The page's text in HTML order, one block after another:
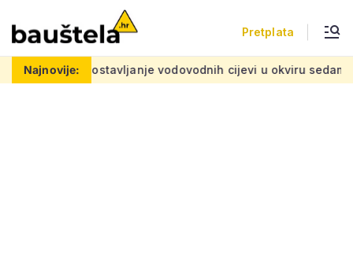
Pretplata
Najnovije:
Postavljanje vodovodnih cijevi u okviru sedam